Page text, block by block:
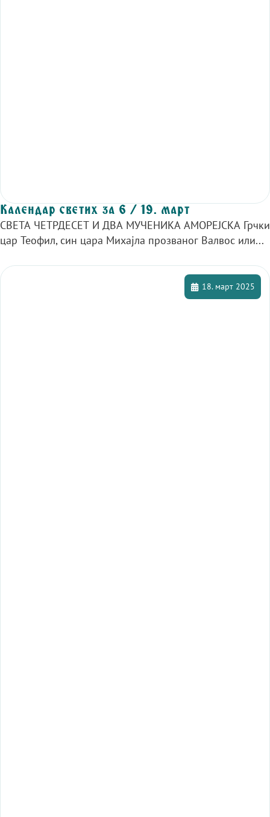
Календар светих за 6 / 19. март
СВЕТА ЧЕТРДЕСЕТ И ДВА МУЧЕНИКА АМОРЕЈСКА Грчки
цар Теофил, син цара Михајла прозваног Валвос или...
18. март 2025